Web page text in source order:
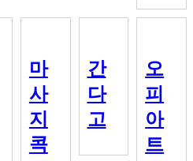
마
사
지
콕
간
다
고
오
피
아
트